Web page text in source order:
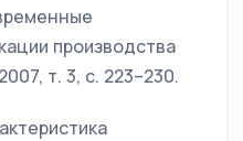
производства
т. 3, с. 223–230.